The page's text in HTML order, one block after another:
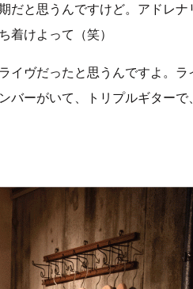
だと思うんですけど。アドレナ
けよって（笑）
イヴだったと思うんですよ。ラ
バーがいて、トリプルギターで